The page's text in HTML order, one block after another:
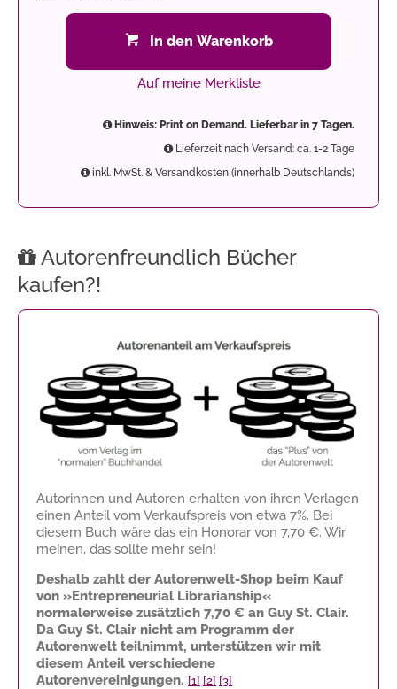
In den Warenkorb
Auf meine Merkliste
Hinweis: Print on Demand. Lieferbar in 7 Tagen.
Lieferzeit nach Versand: ca. 1-2 Tage
inkl. MwSt. & Versandkosten (innerhalb Deutschlands)
Autorenfreundlich Bücher
kaufen?!
Autorinnen und Autoren erhalten von ihren Verlagen
einen Anteil vom Verkaufspreis von etwa 7%. Bei
diesem Buch wäre das ein Honorar von 7,70 €. Wir
meinen, das sollte mehr sein!
Deshalb zahlt der Autorenwelt-Shop beim Kauf
von »Entrepreneurial Librarianship«
normalerweise zusätzlich 7,70 € an Guy St. Clair.
Da Guy St. Clair nicht am Programm der
Autorenwelt teilnimmt, unterstützen wir mit
diesem Anteil verschiedene
Autorenvereinigungen. [1] [2] [3]